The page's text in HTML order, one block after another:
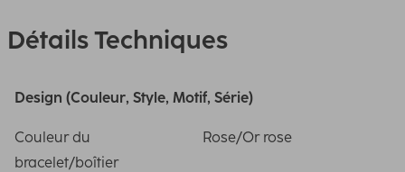
Détails Techniques
Design (Couleur, Style, Motif, Série)
Couleur du
bracelet/boîtier
Rose/Or rose